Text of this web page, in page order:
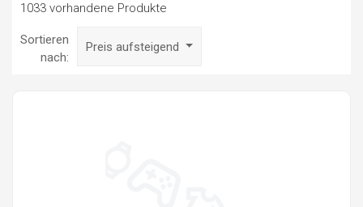
1033 vorhandene Produkte
Sortieren
nach:
Preis aufsteigend